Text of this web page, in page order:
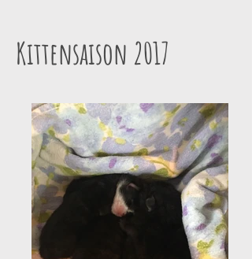
Kittensaison 2017